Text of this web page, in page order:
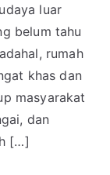
luar
belum tahu
rumah
khas dan
masyarakat
dan
[…]